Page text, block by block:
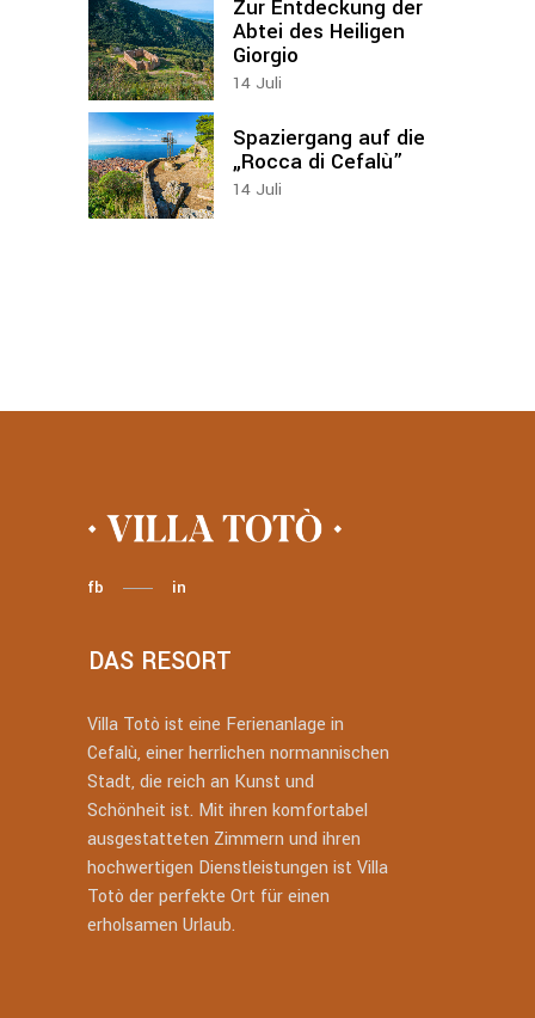
Zur Entdeckung der
Abtei des Heiligen
Giorgio
14 Juli
Spaziergang auf die
„Rocca di Cefalù”
14 Juli
fb in
DAS RESORT
Villa Totò ist eine Ferienanlage in
Cefalù, einer herrlichen normannischen
Stadt, die reich an Kunst und
Schönheit ist. Mit ihren komfortabel
ausgestatteten Zimmern und ihren
hochwertigen Dienstleistungen ist Villa
Totò der perfekte Ort für einen
erholsamen Urlaub.